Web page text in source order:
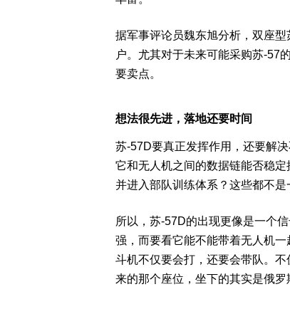
据军事评论员魏东旭分析，双座
户。尤其对于未来可能采购苏-57
要卖点。
想法很先进，落地还要时间
苏-57D要真正发挥作用，还要解
它和无人机之间的数据链能否稳
并进入部队训练体系？这些都不是
所以，苏-57D的出现更像是一个
强，而要看它能不能带着无人机
斗机不仅要会打，还要会带队。
来的那个座位，坐下的其实是俄罗